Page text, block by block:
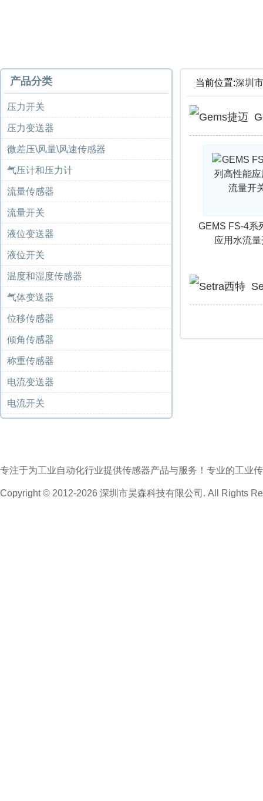
当前位置:深圳
GEMS FS-4系
应用水流
产品分类
压力开关
压力变送器
微差压\风量\风速传感器
气压计和压力计
流量传感器
流量开关
液位变送器
液位开关
温度和湿度传感器
气体变送器
位移传感器
倾角传感器
称重传感器
电流变送器
电流开关
专注于为工业自动化行业提供传感器产品与服务！专业的工业
Copyright © 2012-2026 深圳市昊森科技有限公司. All Rights